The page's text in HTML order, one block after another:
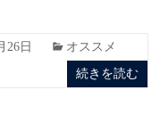
26日
オススメ
続きを読む